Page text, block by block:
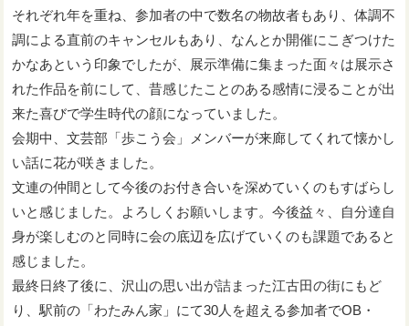
それぞれ年を重ね、参加者の中で数名の物故者もあり、体調不
調による直前のキャンセルもあり、なんとか開催にこぎつけた
かなあという印象でしたが、展示準備に集まった面々は展示さ
れた作品を前にして、昔感じたことのある感情に浸ることが出
来た喜びで学生時代の顔になっていました。
会期中、文芸部「歩こう会」メンバーが来廊してくれて懐かし
い話に花が咲きました。
文連の仲間として今後のお付き合いを深めていくのもすばらし
いと感じました。よろしくお願いします。今後益々、自分達自
身が楽しむのと同時に会の底辺を広げていくのも課題であると
感じました。
最終日終了後に、沢山の思い出が詰まった江古田の街にもど
り、駅前の「わたみん家」にて30人を超える参加者でOB・